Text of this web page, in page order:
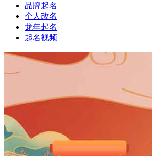
品牌起名
个人改名
龙年起名
起名视频